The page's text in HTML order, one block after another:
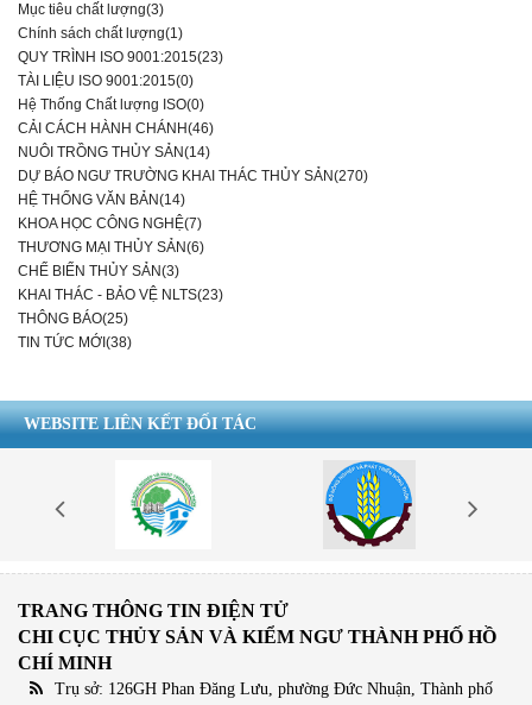
Mục tiêu chất lượng(3)
Chính sách chất lượng(1)
QUY TRÌNH ISO 9001:2015(23)
TÀI LIỆU ISO 9001:2015(0)
Hệ Thống Chất lượng ISO(0)
CẢI CÁCH HÀNH CHÁNH(46)
NUÔI TRỒNG THỦY SẢN(14)
DỰ BÁO NGƯ TRƯỜNG KHAI THÁC THỦY SẢN(270)
HỆ THỐNG VĂN BẢN(14)
KHOA HỌC CÔNG NGHỆ(7)
THƯƠNG MẠI THỦY SẢN(6)
CHẾ BIẾN THỦY SẢN(3)
KHAI THÁC - BẢO VỆ NLTS(23)
THÔNG BÁO(25)
TIN TỨC MỚI(38)
WEBSITE LIÊN KẾT ĐỐI TÁC
TRANG THÔNG TIN ĐIỆN TỬ
CHI CỤC THỦY SẢN VÀ KIỂM NGƯ THÀNH PHỐ HỒ
CHÍ MINH
Trụ sở: 126GH Phan Đăng Lưu, phường Đức Nhuận, Thành phố